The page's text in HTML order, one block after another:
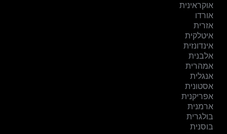
אוקראינית
אורדו
אזרית
איטלקית
אינדונזית
אלבנית
אמהרית
אנגלית
אסטונית
אפריקנית
ארמנית
בולגרית
בוסנית